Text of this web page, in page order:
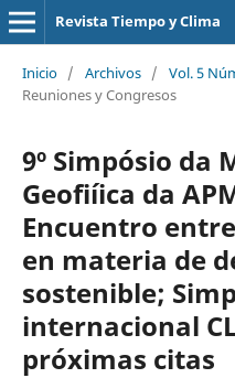
Revista Tiempo y Clima
Inicio / Archivos / Vol. 5
Reuniones y Congresos
9º Simpósio da
Geofiíica da
Encuentro
en materia de
sostenible;
internacional
próximas citas